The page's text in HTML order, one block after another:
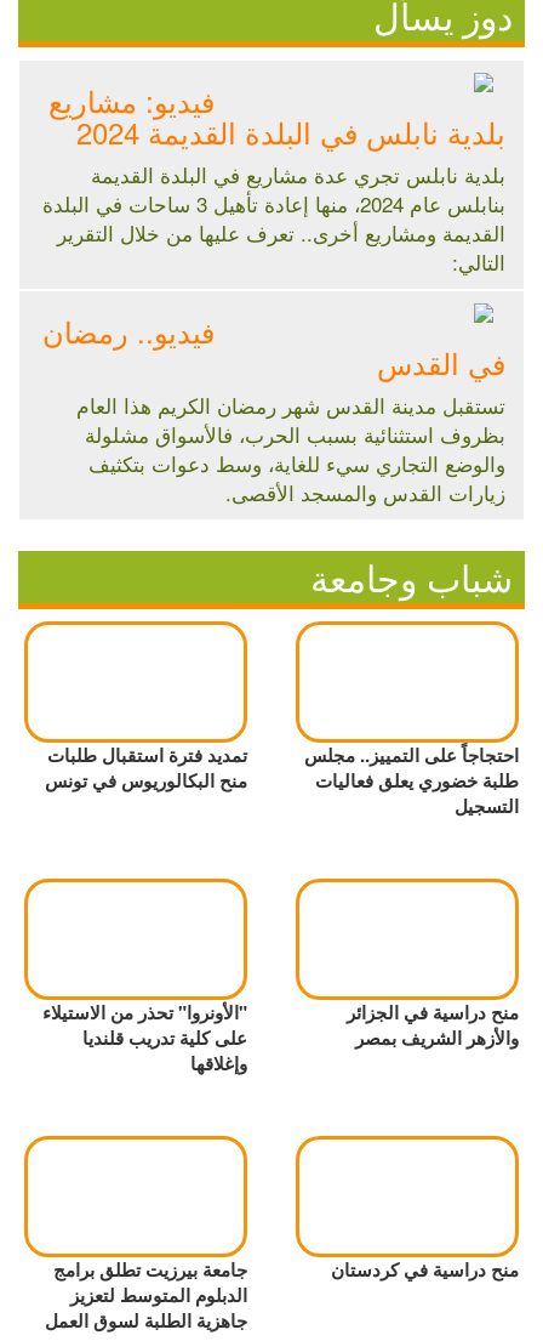
دوز يسأل
فيديو: مشاريع
بلدية نابلس في البلدة القديمة 2024
بلدية نابلس تجري عدة مشاريع في البلدة القديمة
بنابلس عام 2024، منها إعادة تأهيل 3 ساحات في البلدة
القديمة ومشاريع أخرى.. تعرف عليها من خلال التقرير
التالي:
فيديو.. رمضان
في القدس
تستقبل مدينة القدس شهر رمضان الكريم هذا العام
بظروف استثنائية بسبب الحرب، فالأسواق مشلولة
والوضع التجاري سيء للغاية، وسط دعوات بتكثيف
زيارات القدس والمسجد الأقصى.
شباب وجامعة
احتجاجاً على التمييز.. مجلس
طلبة خضوري يعلق فعاليات
التسجيل
تمديد فترة استقبال طلبات
منح البكالوريوس في تونس
منح دراسية في الجزائر
والأزهر الشريف بمصر
"الأونروا" تحذر من الاستيلاء
على كلية تدريب قلنديا
وإغلاقها
منح دراسية في كردستان
جامعة بيرزيت تطلق برامج
الدبلوم المتوسط لتعزيز
جاهزية الطلبة لسوق العمل